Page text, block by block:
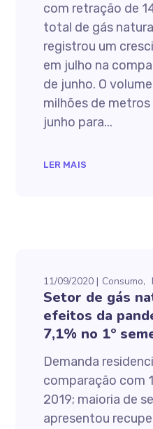
com retração de
total de gás
registrou um
em julho na
de junho. O
milhões de
junho para...
LER MAIS
11/09/2020 Consumo
Setor de gás
efeitos da
7,1% no 1º
Demanda
comparação com
2019; maioria de
apresentou